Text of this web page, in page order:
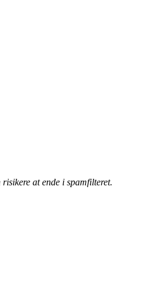
at ende i spamfilteret.